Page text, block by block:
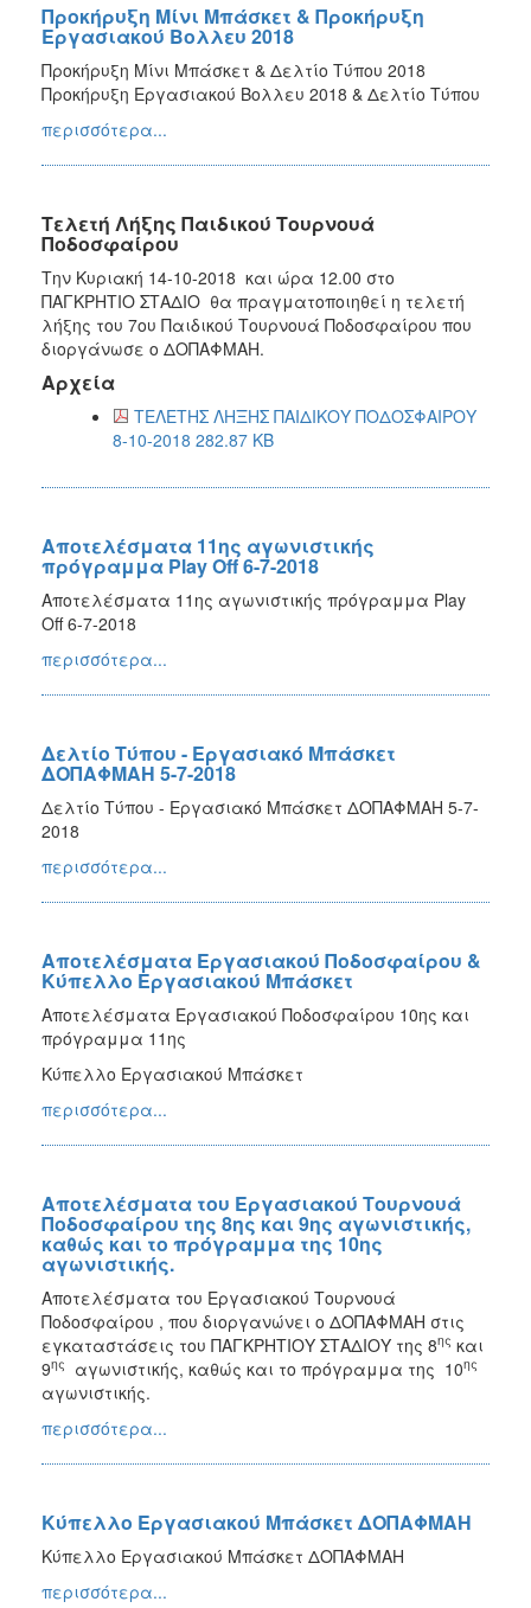
Προκήρυξη Μίνι Μπάσκετ & Προκήρυξη
Εργασιακού Βολλευ 2018
Προκήρυξη Μίνι Μπάσκετ & Δελτίο Τύπου 2018
Προκήρυξη Εργασιακού Βολλευ 2018 & Δελτίο Τύπου
περισσότερα...
Τελετή Λήξης Παιδικού Τουρνουά
Ποδοσφαίρου
Την Κυριακή 14-10-2018 και ώρα 12.00 στο
ΠΑΓΚΡΗΤΙΟ ΣΤΑΔΙΟ θα πραγματοποιηθεί η τελετή
λήξης του 7oυ Παιδικού Τουρνουά Ποδοσφαίρου που
διοργάνωσε ο ΔΟΠΑΦΜΑΗ.
Αρχεία
ΤΕΛΕΤΗΣ ΛΗΞΗΣ ΠΑΙΔΙΚΟΥ ΠΟΔΟΣΦΑΙΡΟΥ
8-10-2018 282.87 KB
Αποτελέσματα 11ης αγωνιστικής
πρόγραμμα Play Off 6-7-2018
Αποτελέσματα 11ης αγωνιστικής πρόγραμμα Play
Off 6-7-2018
περισσότερα...
Δελτίο Τύπου - Εργασιακό Μπάσκετ
ΔΟΠΑΦΜΑΗ 5-7-2018
Δελτίο Τύπου - Εργασιακό Μπάσκετ ΔΟΠΑΦΜΑΗ 5-7-
2018
περισσότερα...
Αποτελέσματα Εργασιακού Ποδοσφαίρου &
Κύπελλο Εργασιακού Μπάσκετ
Αποτελέσματα Εργασιακού Ποδοσφαίρου 10ης και
πρόγραμμα 11ης
Κύπελλο Εργασιακού Μπάσκετ
περισσότερα...
Αποτελέσματα του Εργασιακού Τουρνουά
Ποδοσφαίρου της 8ης και 9ης αγωνιστικής,
καθώς και το πρόγραμμα της 10ης
αγωνιστικής.
Αποτελέσματα του Εργασιακού Τουρνουά
Ποδοσφαίρου , που διοργανώνει ο ΔΟΠΑΦΜΑΗ στις
εγκαταστάσεις του ΠΑΓΚΡΗΤΙΟΥ ΣΤΑΔΙΟΥ της 8ης και
9ης αγωνιστικής, καθώς και το πρόγραμμα της 10ης
αγωνιστικής.
περισσότερα...
Κύπελλο Εργασιακού Μπάσκετ ΔΟΠΑΦΜΑΗ
Κύπελλο Εργασιακού Μπάσκετ ΔΟΠΑΦΜΑΗ
περισσότερα...